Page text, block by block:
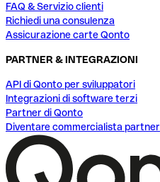
FAQ & Servizio clienti
Richiedi una consulenza
Assicurazione carte Qonto
PARTNER & INTEGRAZIONI
API di Qonto per sviluppatori
Integrazioni di software terzi
Partner di Qonto
Diventare commercialista partner